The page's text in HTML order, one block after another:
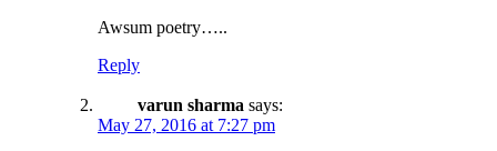
Awsum poetry…..
Reply
varun sharma says:
May 27, 2016 at 7:27 pm